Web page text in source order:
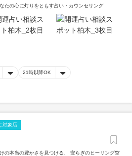
たの心に灯りをともす占い・カウンセリング
21時以降OK
対象店
の本当の豊かさを見つける、 安らぎのヒーリング空